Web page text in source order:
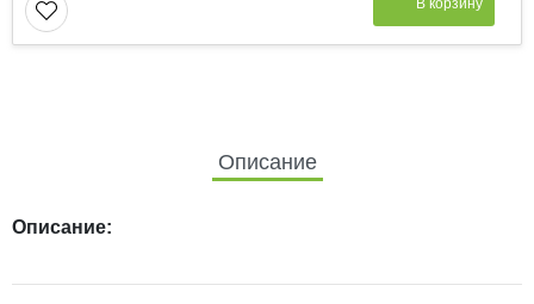
В корзину
Описание
Описание: